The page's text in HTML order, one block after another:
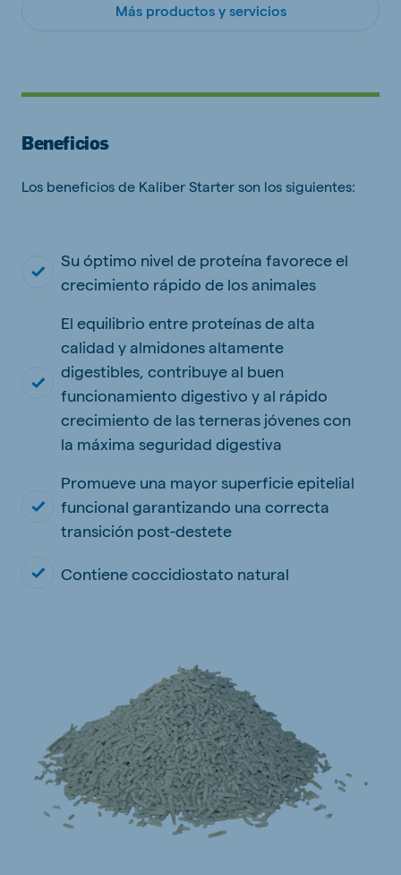
Más productos y servicios
Beneficios
Los beneficios de Kaliber Starter son los siguientes:
Su óptimo nivel de proteína favorece el
crecimiento rápido de los animales
El equilibrio entre proteínas de alta
calidad y almidones altamente
digestibles, contribuye al buen
funcionamiento digestivo y al rápido
crecimiento de las terneras jóvenes con
la máxima seguridad digestiva
Promueve una mayor superficie epitelial
funcional garantizando una correcta
transición post-destete
Contiene coccidiostato natural